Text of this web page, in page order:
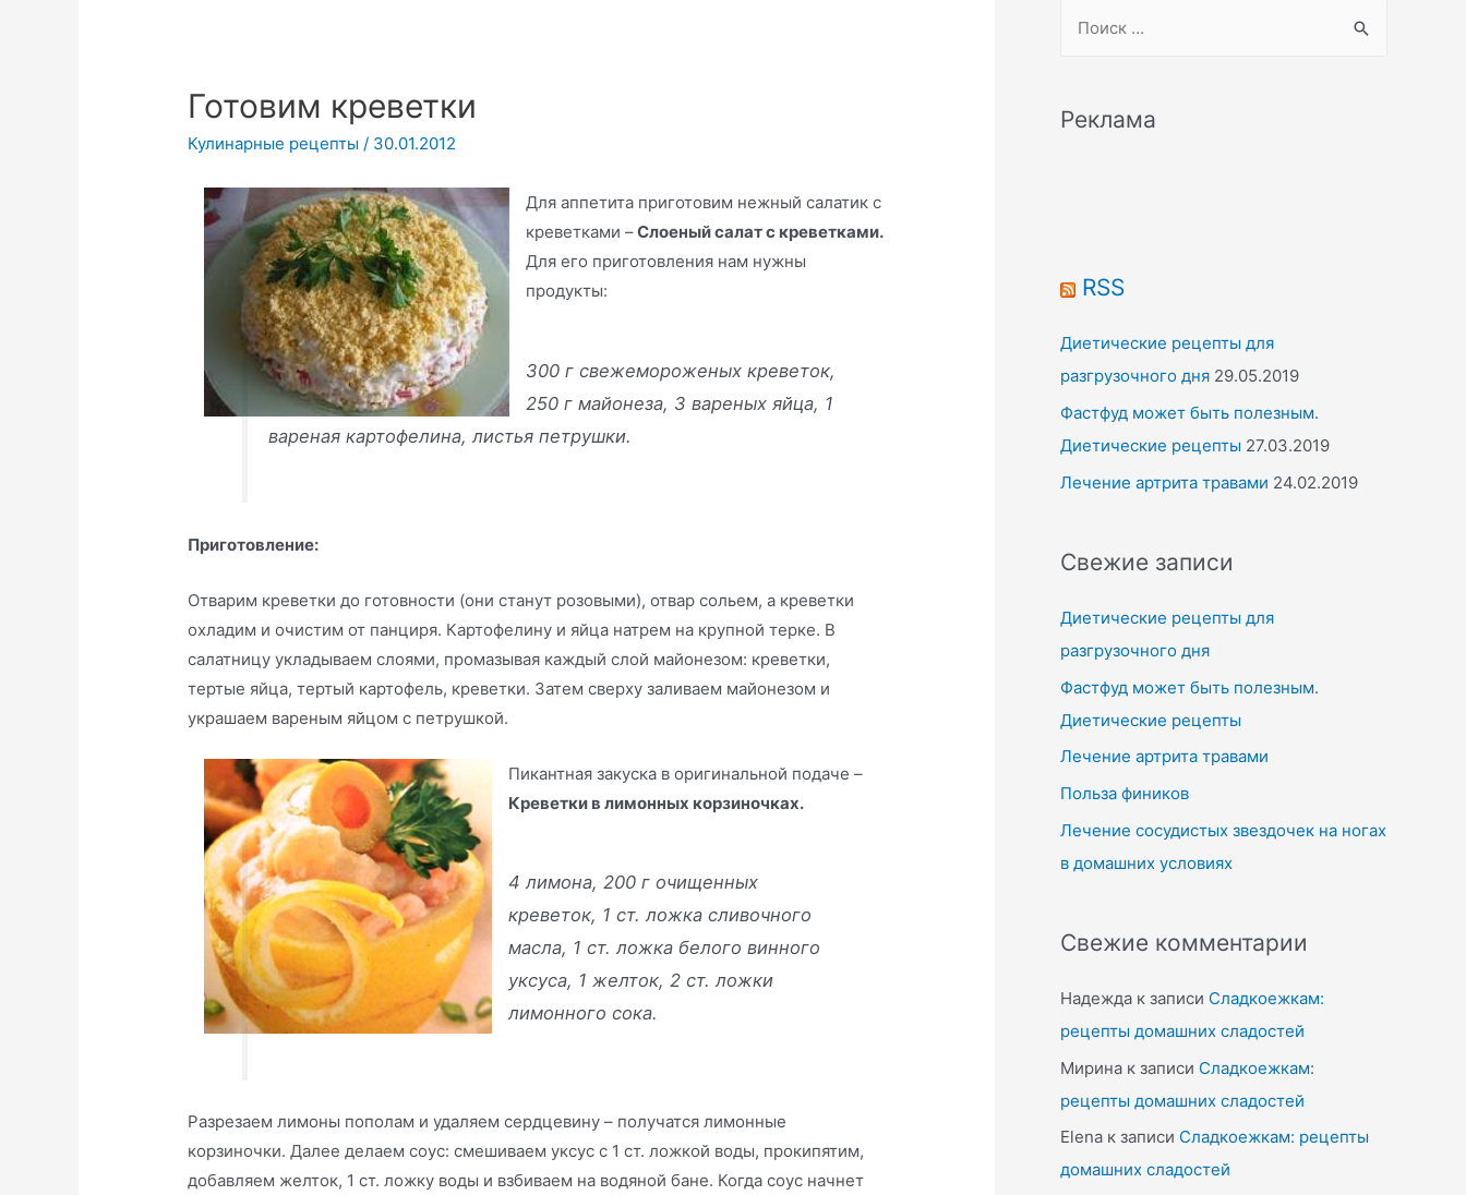
Готовим креветки
Кулинарные рецепты / 30.01.2012
Для аппетита приготовим нежный салатик с
креветками –Слоеный салат с креветками.
Для его приготовления нам нужны
продукты:
300 г свежемороженых креветок,
250 г майонеза, 3 вареных яйца, 1
вареная картофелина, листья петрушки.
Приготовление:
Отварим креветки до готовности (они станут розовыми), отвар сольем, а креветки
охладим и очистим от панциря. Картофелину и яйца натрем на крупной терке. В
салатницу укладываем слоями, промазывая каждый слой майонезом: креветки,
тертые яйца, тертый картофель, креветки. Затем сверху заливаем майонезом и
украшаем вареным яйцом с петрушкой.
Пикантная закуска в оригинальной подаче –
Креветки в лимонных корзиночках.
4 лимона, 200 г очищенных
креветок, 1 ст. ложка сливочного
масла, 1 ст. ложка белого винного
уксуса, 1 желток, 2 ст. ложки
лимонного сока.
Разрезаем лимоны пополам и удаляем сердцевину – получатся лимонные
корзиночки. Далее делаем соус: смешиваем уксус с 1 ст. ложкой воды, прокипятим,
добавляем желток, 1 ст. ложку воды и взбиваем на водяной бане. Когда соус начнет
rРеклама
RSS
Диетические рецепты для
разгрузочного дня 29.05.2019
Фастфуд может быть полезным.
Диетические рецепты 27.03.2019
Лечение артрита травами 24.02.2019
Свежие записи
Диетические рецепты для
разгрузочного дня
Фастфуд может быть полезным.
Диетические рецепты
Лечение артрита травами
Польза фиников
Лечение сосудистых звездочек на ногах
в домашних условиях
Свежие комментарии
Надежда к записи Сладкоежкам:
рецепты домашних сладостей
Мирина к записи Сладкоежкам:
рецепты домашних сладостей
Elena к записи Сладкоежкам: рецепты
домашних сладостей